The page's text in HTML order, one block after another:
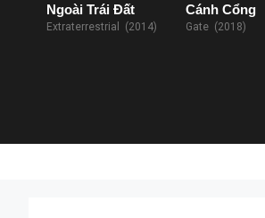
Ngoài Trái Đất
Extraterrestrial (2014)
Cánh Cổng
Gate (2018)